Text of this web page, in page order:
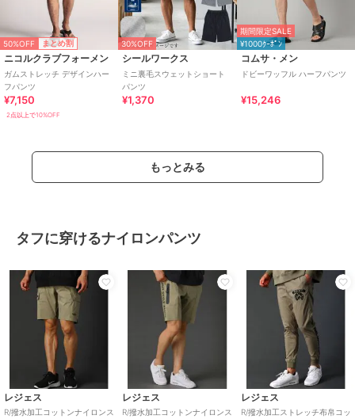
50%OFF まとめ割
ニコルクラブフォーメン
ガムストレッチ デザインハー
フパンツ
¥7,150
2点以上で10%OFF
30%OFF
シールワークス
ミニ裏毛スウェットショート
パンツ
¥1,370
期間限定SALE
¥1000ｸｰﾎﾟﾝ
コムサ・メン
ドビーワッフル ハーフパンツ
¥15,246
もっとみる
タフに穿けるナイロンパンツ
レジェス
R/撥水加工コットンナイロンス
レジェス
R/撥水加工コットンナイロンス
レジェス
R/撥水加工ストレッチ布帛コッ